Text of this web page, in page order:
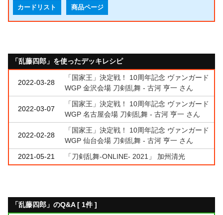
カードリスト 商品ページ
「乱藤四郎」を使ったデッキレシピ
2022-03-28
「国家王」決定戦！ 10周年記念 ヴァンガード
WGP 金沢会場 刀剣乱舞 - 古河 亨一 さん
2022-03-07
「国家王」決定戦！ 10周年記念 ヴァンガード
WGP 名古屋会場 刀剣乱舞 - 古河 亨一 さん
2022-02-28
「国家王」決定戦！ 10周年記念 ヴァンガード
WGP 仙台会場 刀剣乱舞 - 古河 亨一 さん
2021-05-21
「刀剣乱舞-ONLINE- 2021」 加州清光
「乱藤四郎」のQ&A [ 1件 ]